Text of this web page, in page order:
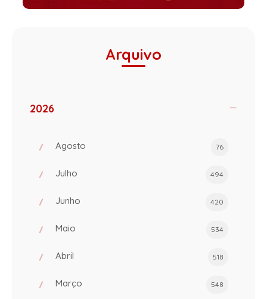
Arquivo
2026
Agosto 76
Julho 494
Junho 420
Maio 534
Abril 518
Março 548